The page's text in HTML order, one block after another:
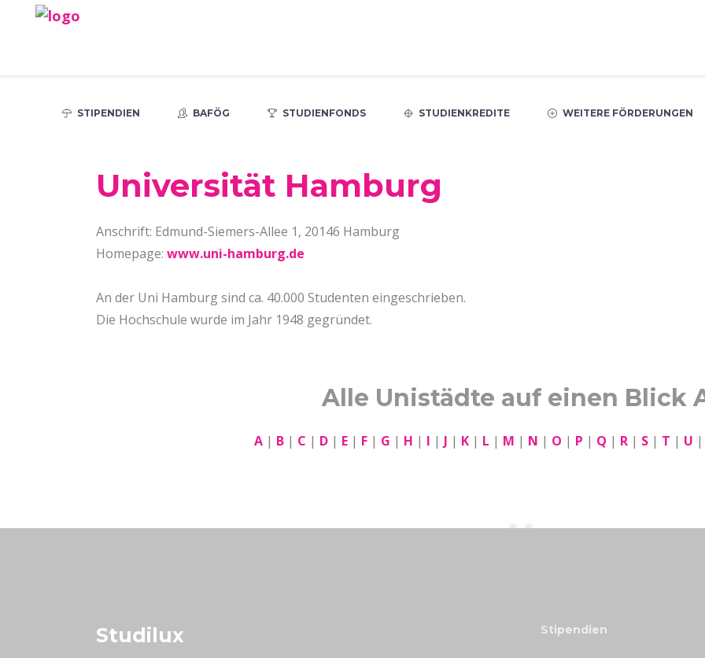
STIPENDIEN BAFÖG STUDIENFONDS STUDIENKREDITE WEITERE FÖRDERUNGEN
Universität Hamburg
Anschrift: Edmund-Siemers-Allee 1, 20146 Hamburg
Homepage: www.uni-hamburg.de
An der Uni Hamburg sind ca. 40.000 Studenten eingeschrieben.
Die Hochschule wurde im Jahr 1948 gegründet.
Alle Unistädte auf einen Blick
A| B| C | D| E| F| G | H | I | J | K| L | M | N | O | P | Q | R| S| T | U
Studilux Stipendien